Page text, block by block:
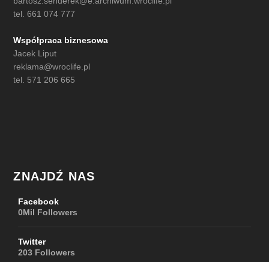
tel. 661 074 777
Współpraca biznesowa
Jacek Liput
reklama@wroclife.pl
tel. 571 206 665
ZNAJDŹ NAS
Facebook
0Mil Followers
Twitter
203 Followers